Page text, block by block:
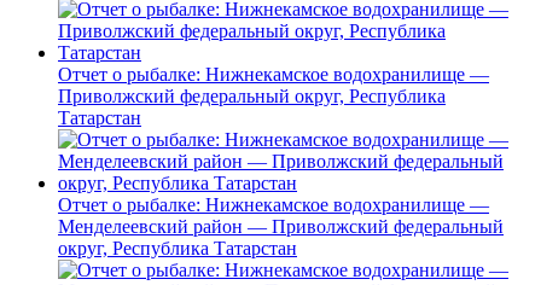
Отчет о рыбалке: Нижнекамское водохранилище —
Приволжский федеральный округ, Республика
Татарстан
Отчет о рыбалке: Нижнекамское водохранилище —
Менделеевский район — Приволжский федеральный
округ, Республика Татарстан